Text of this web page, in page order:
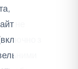
не
з